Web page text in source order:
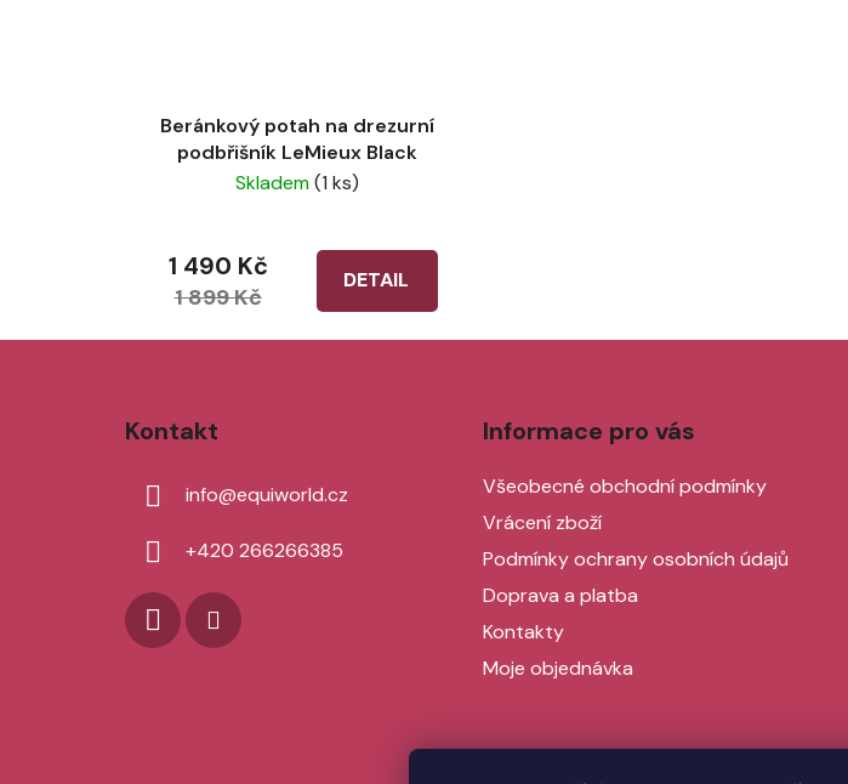
Beránkový potah na drezurní
podbřišník LeMieux Black
Skladem(1 ks)
DETAIL
1 490 Kč
1 899 Kč
Kontakt
info@equiworld.cz
+420 266266385
Informace pro vás
Všeobecné obchodní podmínky
Vrácení zboží
Podmínky ochrany osobních údajů
Doprava a platba
Kontakty
Moje objednávka